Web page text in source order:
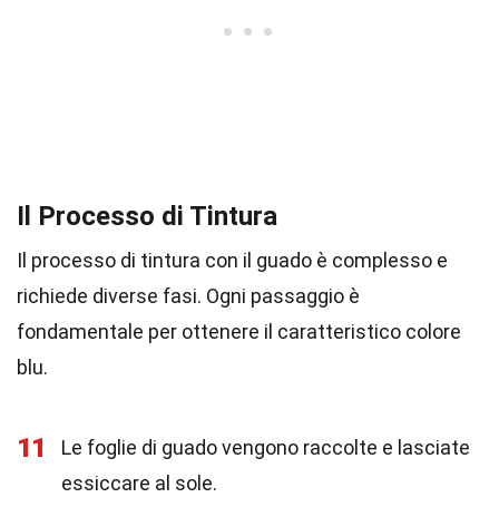
Il Processo di Tintura
Il processo di tintura con il guado è complesso e
richiede diverse fasi. Ogni passaggio è
fondamentale per ottenere il caratteristico colore
blu.
11
Le foglie di guado vengono raccolte e lasciate
essiccare al sole.